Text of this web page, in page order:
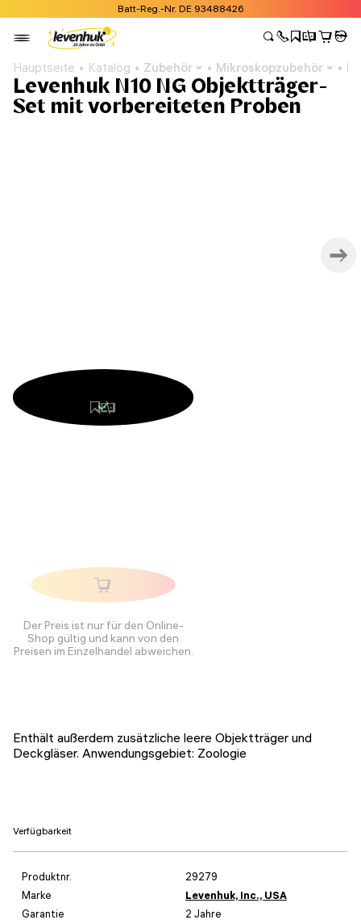
Batt-Reg.-Nr. DE 93488426
Hauptseite Katalog Zubehör Mikroskopzubehör
Levenhuk N10 NG Objektträger-
Set mit vorbereiteten Proben
Der Preis ist nur für den Online-
Shop gültig und kann von den
Preisen im Einzelhandel abweichen.
Enthält außerdem zusätzliche leere Objektträger und
Deckgläser. Anwendungsgebiet: Zoologie
Verfügbarkeit
Produktnr.
29279
Marke
Levenhuk, Inc., USA
Garantie
2 Jahre